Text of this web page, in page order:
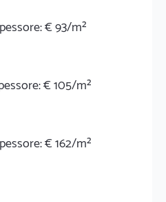
€ 93/m²
€ 105/m²
€ 162/m²